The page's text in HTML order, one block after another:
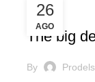
26
AGO
DESIGN
The big
By